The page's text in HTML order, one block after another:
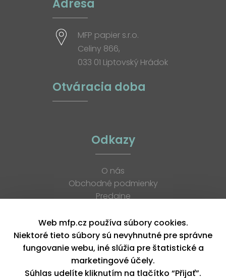
Adresa
MFP papier s.r.o.
Celiny 866,
033 01 Liptovský Hrádok
Otváracia doba
Odkazy
O nás
Obchodné podmienky
Predajne
K stiahnutiu
Blog
Kontakt
Kariéra
XML feed
Web mfp.cz používa súbory cookies.
Niektoré tieto súbory sú nevyhnutné pre správne
fungovanie webu, iné slúžia pre štatistické a
marketingové účely.
Súhlas udelíte kliknutím na tlačítko “Přijať”.